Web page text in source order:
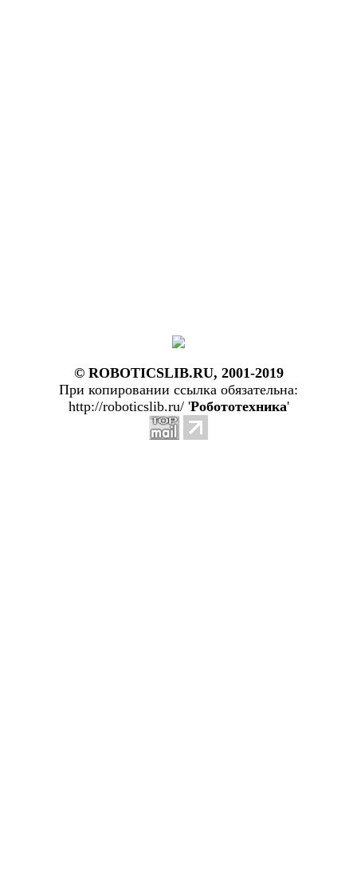
© ROBOTICSLIB.RU, 2001-2019
При копировании ссылка обязательна:
http://roboticslib.ru/ 'Робототехника'